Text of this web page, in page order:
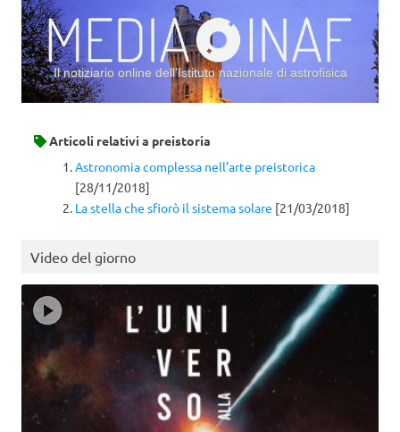
Il notiziario online dell’Istituto nazionale di astrofisica
Articoli relativi a preistoria
Astronomia complessa nell’arte preistorica
[28/11/2018]
La stella che sfiorò il sistema solare [21/03/2018]
Video del giorno